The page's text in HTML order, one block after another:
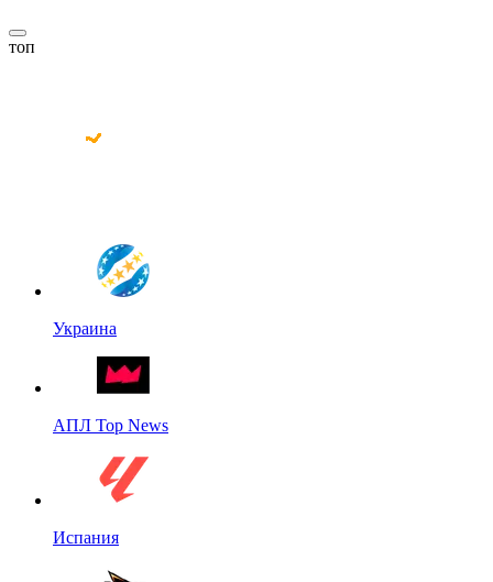
топ
Украина
АПЛ Top News
Испания